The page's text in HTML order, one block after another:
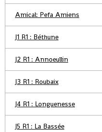
Amical: Pefa Amiens
J1 R1 : Béthune
J2 R1 : Annoeullin
J3 R1 : Roubaix
J4 R1 : Longuenesse
J5 R1 : La Bassée